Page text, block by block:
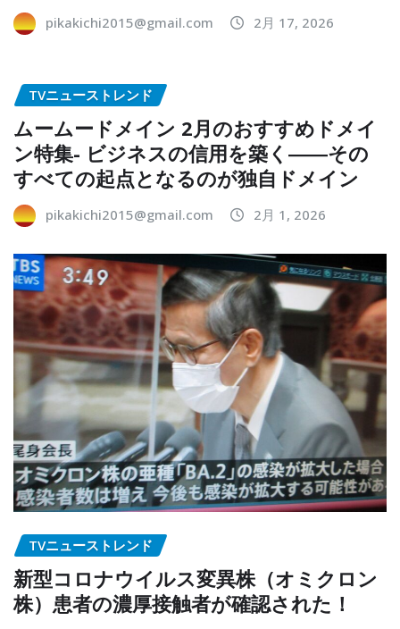
pikakichi2015@gmail.com 2月 17, 2026
TVニューストレンド
ムームードメイン 2月のおすすめドメイ
ン特集- ビジネスの信用を築く――その
すべての起点となるのが独自ドメイン
pikakichi2015@gmail.com 2月 1, 2026
TVニューストレンド
新型コロナウイルス変異株（オミクロン
株）患者の濃厚接触者が確認された！